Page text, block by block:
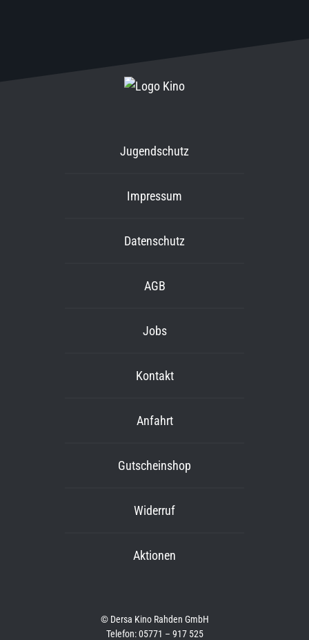
Jugendschutz
Impressum
Datenschutz
AGB
Jobs
Kontakt
Anfahrt
Gutscheinshop
Widerruf
Aktionen
© Dersa Kino Rahden GmbH
Telefon: 05771 – 917 525